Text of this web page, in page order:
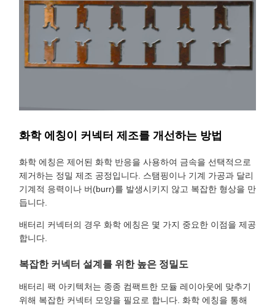
화학 에칭이 커넥터 제조를 개선하는 방법
화학 에칭은 제어된 화학 반응을 사용하여 금속을 선택적으로
제거하는 정밀 제조 공정입니다. 스탬핑이나 기계 가공과 달리
기계적 응력이나 버(burr)를 발생시키지 않고 복잡한 형상을 만
듭니다.
배터리 커넥터의 경우 화학 에칭은 몇 가지 중요한 이점을 제공
합니다.
복잡한 커넥터 설계를 위한 높은 정밀도
배터리 팩 아키텍처는 종종 컴팩트한 모듈 레이아웃에 맞추기
위해 복잡한 커넥터 모양을 필요로 합니다. 화학 에칭을 통해